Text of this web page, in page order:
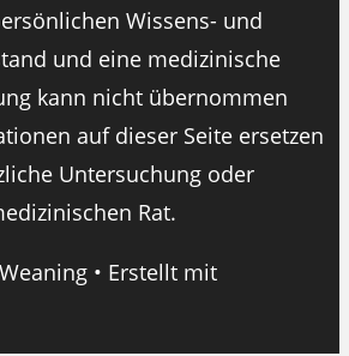
Wissens- und
und eine medizinische
kann nicht übernommen
auf dieser Seite ersetzen
Untersuchung oder
Rat.
• Erstellt mit